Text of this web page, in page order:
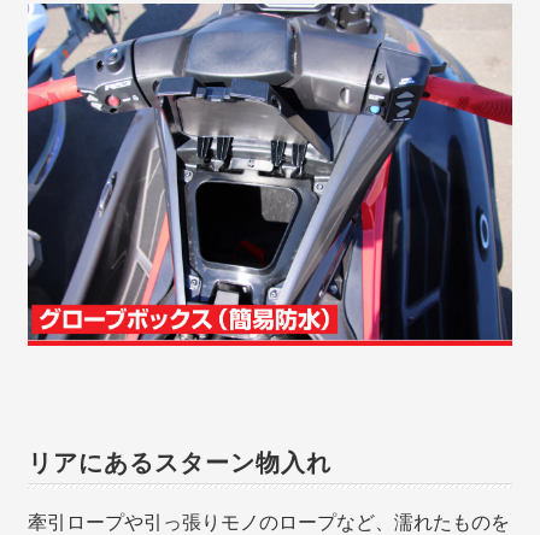
リアにあるスターン物入れ
牽引ロープや引っ張りモノのロープなど、濡れたものを